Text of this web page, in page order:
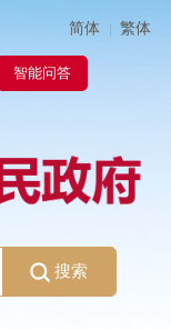
简体 | 繁体
智能问答
搜索